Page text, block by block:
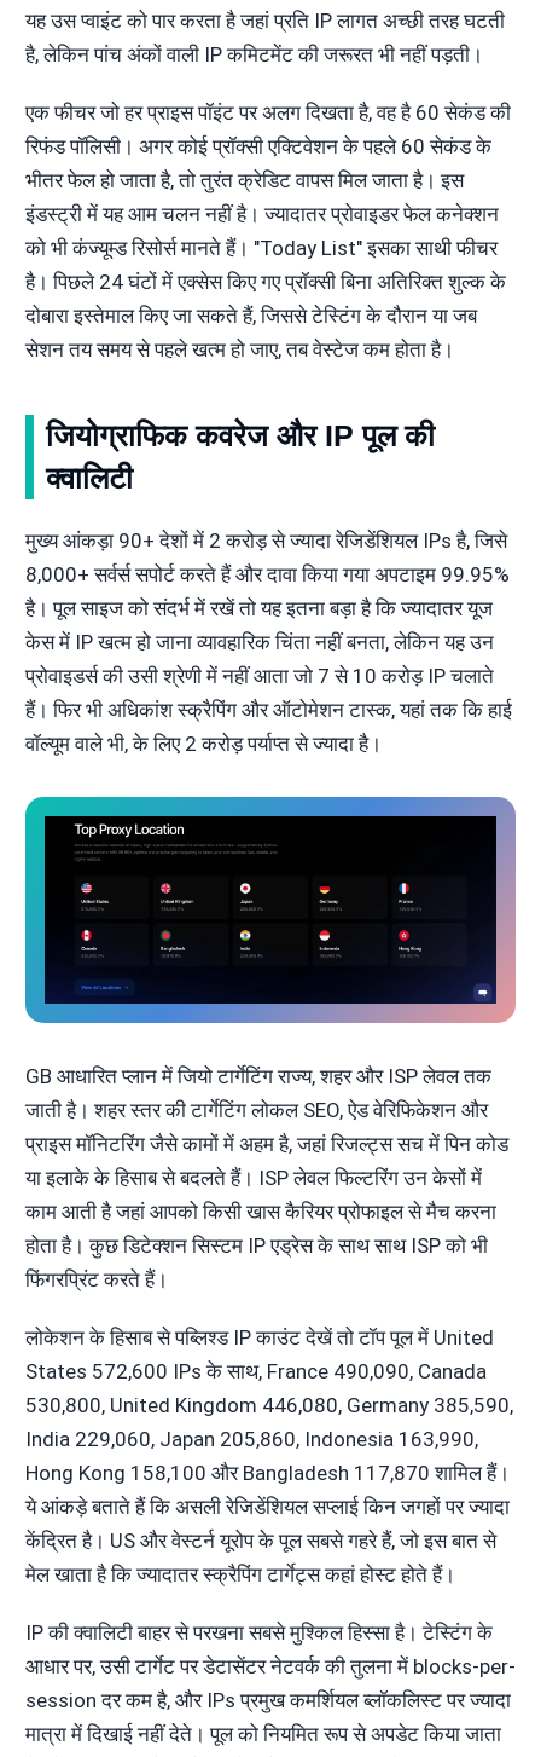
यह उस प्वाइंट को पार करता है जहां प्रति IP लागत अच्छी तरह घटती
है, लेकिन पांच अंकों वाली IP कमिटमेंट की जरूरत भी नहीं पड़ती।
एक फीचर जो हर प्राइस पॉइंट पर अलग दिखता है, वह है 60 सेकंड की
रिफंड पॉलिसी। अगर कोई प्रॉक्सी एक्टिवेशन के पहले 60 सेकंड के
भीतर फेल हो जाता है, तो तुरंत क्रेडिट वापस मिल जाता है। इस
इंडस्ट्री में यह आम चलन नहीं है। ज्यादातर प्रोवाइडर फेल कनेक्शन
को भी कंज्यूम्ड रिसोर्स मानते हैं। "Today List" इसका साथी फीचर
है। पिछले 24 घंटों में एक्सेस किए गए प्रॉक्सी बिना अतिरिक्त शुल्क के
दोबारा इस्तेमाल किए जा सकते हैं, जिससे टेस्टिंग के दौरान या जब
सेशन तय समय से पहले खत्म हो जाए, तब वेस्टेज कम होता है।
जियोग्राफिक कवरेज और IP पूल की
क्वालिटी
मुख्य आंकड़ा 90+ देशों में 2 करोड़ से ज्यादा रेजिडेंशियल IPs है, जिसे
8,000+ सर्वर्स सपोर्ट करते हैं और दावा किया गया अपटाइम 99.95%
है। पूल साइज को संदर्भ में रखें तो यह इतना बड़ा है कि ज्यादातर यूज
केस में IP खत्म हो जाना व्यावहारिक चिंता नहीं बनता, लेकिन यह उन
प्रोवाइडर्स की उसी श्रेणी में नहीं आता जो 7 से 10 करोड़ IP चलाते
हैं। फिर भी अधिकांश स्क्रैपिंग और ऑटोमेशन टास्क, यहां तक कि हाई
वॉल्यूम वाले भी, के लिए 2 करोड़ पर्याप्त से ज्यादा है।
GB आधारित प्लान में जियो टार्गेटिंग राज्य, शहर और ISP लेवल तक
जाती है। शहर स्तर की टार्गेटिंग लोकल SEO, ऐड वेरिफिकेशन और
प्राइस मॉनिटरिंग जैसे कामों में अहम है, जहां रिजल्ट्स सच में पिन कोड
या इलाके के हिसाब से बदलते हैं। ISP लेवल फिल्टरिंग उन केसों में
काम आती है जहां आपको किसी खास कैरियर प्रोफाइल से मैच करना
होता है। कुछ डिटेक्शन सिस्टम IP एड्रेस के साथ साथ ISP को भी
फिंगरप्रिंट करते हैं।
लोकेशन के हिसाब से पब्लिश्ड IP काउंट देखें तो टॉप पूल में United
States 572,600 IPs के साथ, France 490,090, Canada
530,800, United Kingdom 446,080, Germany 385,590,
India 229,060, Japan 205,860, Indonesia 163,990,
Hong Kong 158,100 और Bangladesh 117,870 शामिल हैं।
ये आंकड़े बताते हैं कि असली रेजिडेंशियल सप्लाई किन जगहों पर ज्यादा
केंद्रित है। US और वेस्टर्न यूरोप के पूल सबसे गहरे हैं, जो इस बात से
मेल खाता है कि ज्यादातर स्क्रैपिंग टार्गेट्स कहां होस्ट होते हैं।
IP की क्वालिटी बाहर से परखना सबसे मुश्किल हिस्सा है। टेस्टिंग के
आधार पर, उसी टार्गेट पर डेटासेंटर नेटवर्क की तुलना में blocks-per-
session दर कम है, और IPs प्रमुख कमर्शियल ब्लॉकलिस्ट पर ज्यादा
मात्रा में दिखाई नहीं देते। पूल को नियमित रूप से अपडेट किया जाता